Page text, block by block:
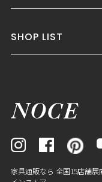
SHOP LIST
家具通販なら 全国15店舗